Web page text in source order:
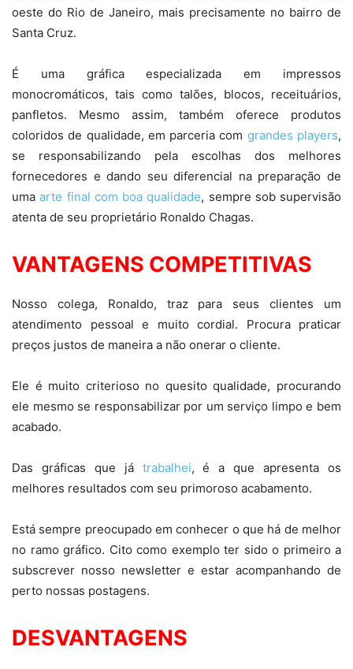
oeste do Rio de Janeiro, mais precisamente no bairro de
Santa Cruz.
É uma gráfica especializada em impressos
monocromáticos, tais como talões, blocos, receituários,
panfletos. Mesmo assim, também oferece produtos
coloridos de qualidade, em parceria com grandes players,
se responsabilizando pela escolhas dos melhores
fornecedores e dando seu diferencial na preparação de
umaarte final com boa qualidade, sempre sob supervisão
atenta de seu proprietário Ronaldo Chagas.
VANTAGENS COMPETITIVAS
Nosso colega, Ronaldo, traz para seus clientes um
atendimento pessoal e muito cordial. Procura praticar
preços justos de maneira a não onerar o cliente.
Ele é muito criterioso no quesito qualidade, procurando
ele mesmo se responsabilizar por um serviço limpo e bem
acabado.
Das gráficas que játrabalhei, é a que apresenta os
melhores resultados com seu primoroso acabamento.
Está sempre preocupado em conhecer o que há de melhor
no ramo gráfico. Cito como exemplo ter sido o primeiro a
subscrever nosso newsletter e estar acompanhando de
perto nossas postagens.
DESVANTAGENS